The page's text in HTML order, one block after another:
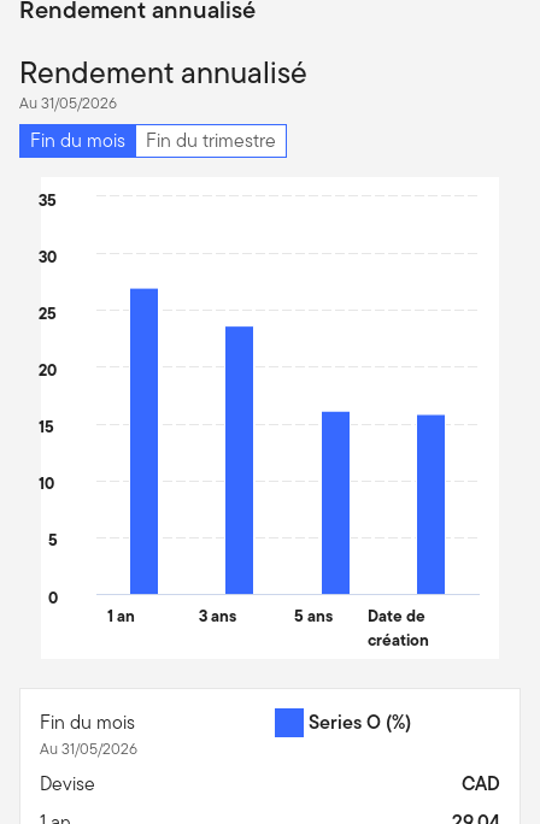
Rendement annualisé
Rendement annualisé
Au 31/05/2026
Fin du mois
Fin du trimestre
The chart has 1 X axis displaying categories.
The chart has 1 Y axis displaying values. Data ranges from
1 an 3 ans 5 ans
Date de
création
0
5
10
15
20
25
30
35
Fin du mois
Au 31/05/2026
Series O (%)
Devise
CAD